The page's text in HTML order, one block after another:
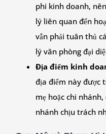
phi kinh doanh,
lý liên quan đến
vẫn phải tuân thủ
lý văn phòng đại
Địa điểm kinh
địa điểm này được
mẹ hoặc chi
nhánh chịu trách